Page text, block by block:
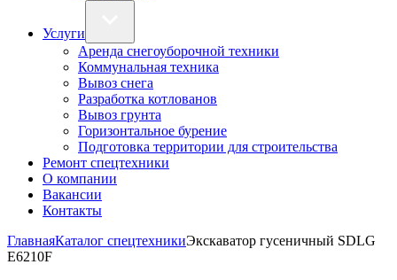
Услуги
Аренда снегоуборочной техники
Коммунальная техника
Вывоз снега
Разработка котлованов
Вывоз грунта
Горизонтальное бурение
Подготовка территории для строительства
Ремонт спецтехники
О компании
Вакансии
Контакты
ГлавнаяКаталог спецтехникиЭкскаватор гусеничный SDLG
E6210F